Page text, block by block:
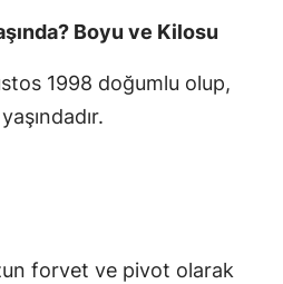
Boyu ve Kilosu
1998 doğumlu olup,
forvet ve pivot olarak